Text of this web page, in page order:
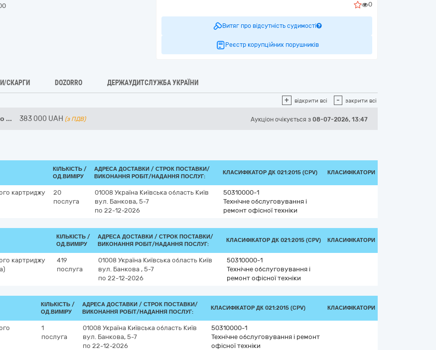
0
Витяг про відсутність судимості
Реєстр корупційних порушників
СКАРГИ DOZORRO ДЕРЖАУДИТСЛУЖБА УКРАЇНИ
+ відкрити всі - закрити всі
... 383 000 UAH (з ПДВ) Аукціон очікується з 08-07-2026, 13:47
КІЛЬКІСТЬ /
ОД.ВИМІРУ
АДРЕСА ДОСТАВКИ / СТРОК ПОСТАВКИ/
ВИКОНАННЯ РОБІТ/НАДАННЯ ПОСЛУГ:
КЛАСИФІКАТОР ДК 021:2015 (CPV) КЛАСИФІКАТОРИ
картриджу
20
послуга
01008 Україна Київська область Київ
вул. Банкова, 5-7
по 22-12-2026
50310000-1
Технічне обслуговування і
ремонт офісної техніки
КІЛЬКІСТЬ /
ОД.ВИМІРУ
АДРЕСА ДОСТАВКИ / СТРОК ПОСТАВКИ/
ВИКОНАННЯ РОБІТ/НАДАННЯ ПОСЛУГ:
КЛАСИФІКАТОР ДК 021:2015 (CPV) КЛАСИФІКАТОРИ
картриджу
419
послуга
01008 Україна Київська область Київ
вул. Банкова , 5-7
по 22-12-2026
50310000-1
Технічне обслуговування і
ремонт офісної техніки
КІЛЬКІСТЬ /
ОД.ВИМІРУ
АДРЕСА ДОСТАВКИ / СТРОК ПОСТАВКИ/
ВИКОНАННЯ РОБІТ/НАДАННЯ ПОСЛУГ:
КЛАСИФІКАТОР ДК 021:2015 (CPV) КЛАСИФІКАТОРИ
1
послуга
01008 Україна Київська область Київ
вул. Банкова, 5-7
по 22-12-2026
50310000-1
Технічне обслуговування і ремонт
офісної техніки